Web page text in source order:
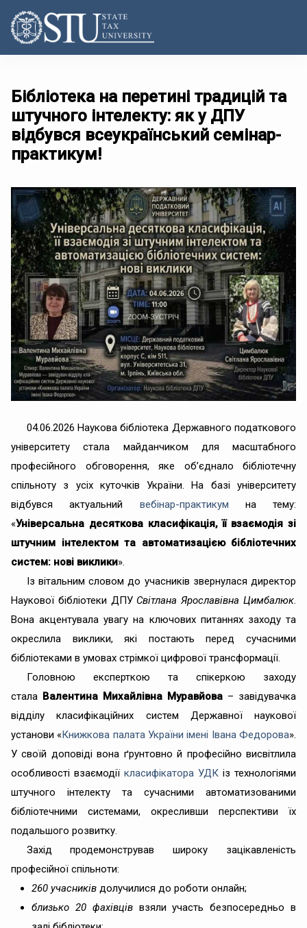
Бібліотека на перетині традицій та
штучного інтелекту: як у ДПУ
відбувся всеукраїнський семінар-
практикум!
04.06.2026 Наукова бібліотека Державного податкового
університету стала майданчиком для масштабного
професійного обговорення, яке об’єднало бібліотечну
спільноту з усіх куточків України. На базі університету
відбувся актуальний вебінар-практикум на тему:
«Універсальна десяткова класифікація, її взаємодія зі
штучним інтелектом та автоматизацією бібліотечних
систем: нові виклики».
Із вітальним словом до учасників звернулася директор
Наукової бібліотеки ДПУ Світлана Ярославівна Цимбалюк.
Вона акцентувала увагу на ключових питаннях заходу та
окреслила виклики, які постають перед сучасними
бібліотеками в умовах стрімкої цифрової трансформації.
Головною експерткою та спікеркою заходу
стала Валентина Михайлівна Муравйова – завідувачка
відділу класифікаційних систем Державної наукової
установи «Книжкова палата України імені Івана Федорова».
У своїй доповіді вона ґрунтовно й професійно висвітлила
особливості взаємодії класифікатора УДК із технологіями
штучного інтелекту та сучасними автоматизованими
бібліотечними системами, окресливши перспективи їх
подальшого розвитку.
Захід продемонстрував широку зацікавленість
професійної спільноти:
260 учасників долучилися до роботи онлайн;
близько 20 фахівціввзяли участь безпосередньо в